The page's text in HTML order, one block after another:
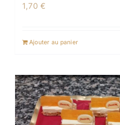
1,70€
Ajouter au panier